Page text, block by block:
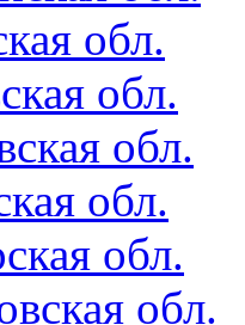
обл.
обл.
обл.
обл.
обл.
обл.